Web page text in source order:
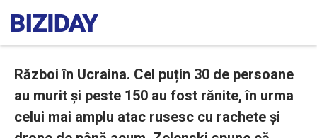
Război în Ucraina. Cel puțin 30 de persoane
au murit și peste 150 au fost rănite, în urma
celui mai amplu atac rusesc cu rachete și